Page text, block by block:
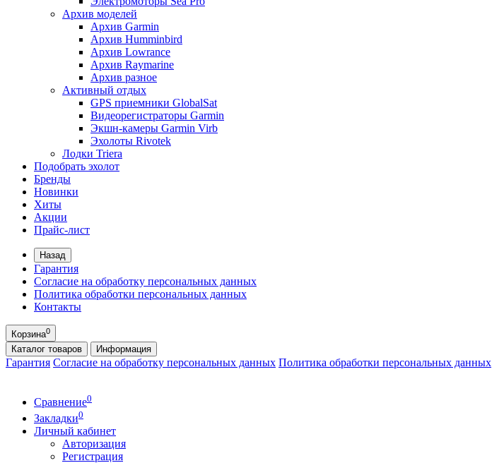
Архив моделей
Архив Garmin
Архив Humminbird
Архив Lowrance
Архив Raymarine
Архив разное
Активный отдых
GPS приемники GlobalSat
Видеорегистраторы Garmin
Экшн-камеры Garmin Virb
Эхолоты Rivotek
Лодки Triera
Подобрать эхолот
Бренды
Новинки
Хиты
Акции
Прайс-лист
Назад
Гарантия
Согласие на обработку персональных данных
Политика обработки персональных данных
Контакты
Корзина0
Каталог товаров Информация
Гарантия Согласие на обработку персональных данных Политика обработки персональных данных
Сравнение0
Закладки0
Личный кабинет
Авторизация
Регистрация